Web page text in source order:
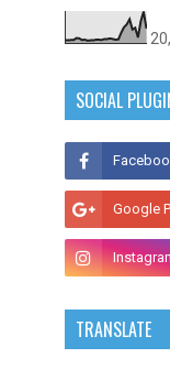
SOCIAL
TRANSLATE